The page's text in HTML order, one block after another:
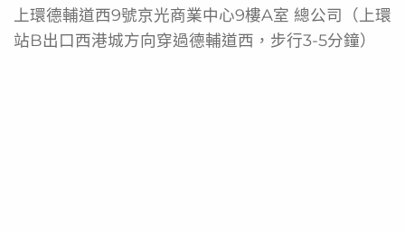
上環德輔道西9號京光商業中心9樓A室 總公司（上環
站B出口西港城方向穿過德輔道西，步行3-5分鐘）